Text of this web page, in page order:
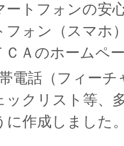
ートフォンの安
フォン（スマホ
ＣＡのホームペ
電話（フィー
ックリスト等、
に作成しました